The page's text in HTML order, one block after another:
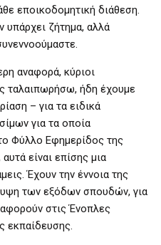
εποικοδομητική διάθεση.
ζήτημα, αλλά
αναφορά, κύριοι
ταλαιπωρήσω, ήδη έχουμε
– για τα ειδικά
για τα οποία
Φύλλο Εφημερίδος της
είναι επίσης μια
Έχουν την έννοια της
των εξόδων σπουδών, για
στις Ένοπλες
εκπαίδευσης.